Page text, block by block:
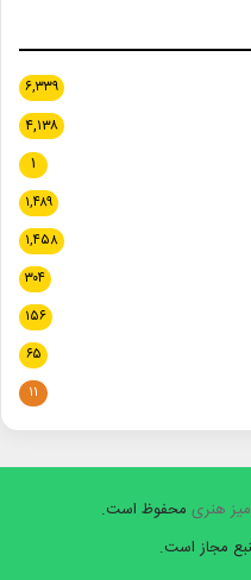
۶,۳۳۹
۴,۱۳۸
۱
۱,۴۸۹
۱,۴۵۸
۳۰۴
۱۵۶
۶۵
۱۱
میز هنری محفوظ است.
مجاز است.